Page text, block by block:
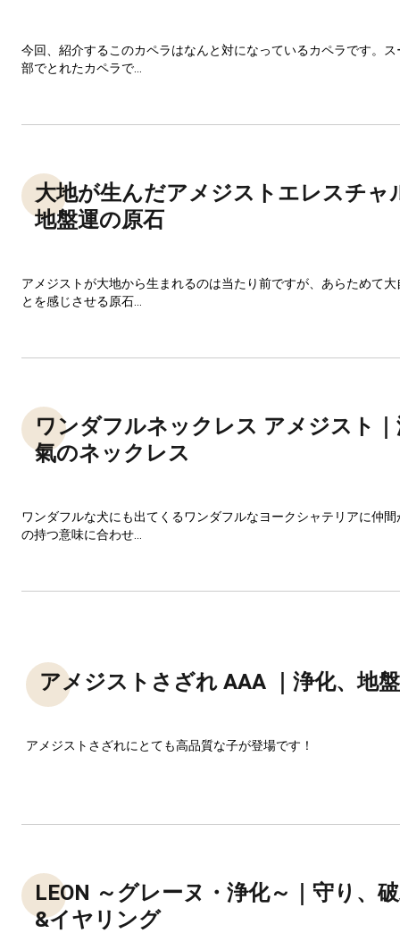
今回、紹介するこのカペラはなんと対になっているカペラです。
部でとれたカペラで...
大地が生んだアメジストエレスチャ
地盤運の原石
アメジストが大地から生まれるのは当たり前ですが、あらためて
とを感じさせる原石...
ワンダフルネックレス アメジスト
氣のネックレス
ワンダフルな犬にも出てくるワンダフルなヨークシャテリアに仲
の持つ意味に合わせ...
アメジストさざれ AAA ｜浄化、地
アメジストさざれにとても高品質な子が登場です！
LEON ～グレーヌ・浄化～｜守り、
&イヤリング